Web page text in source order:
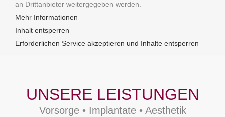
an Drittanbieter weitergegeben werden.
Mehr Informationen
Inhalt entsperren
Erforderlichen Service akzeptieren und Inhalte entsperren
UNSERE LEISTUNGEN
Vorsorge • Implantate • Aesthetik